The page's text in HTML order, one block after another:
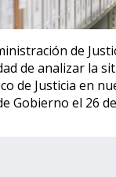
de
de analizar la
de Justicia en
Gobierno el 26